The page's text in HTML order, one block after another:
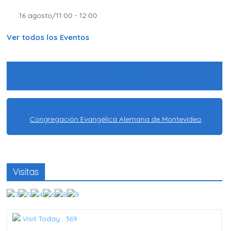
16 agosto/11:00 -12:00
Ver todos los Eventos
Congregación Evangélica Alemana de Montevideo
Visitas
Visit Today : 369